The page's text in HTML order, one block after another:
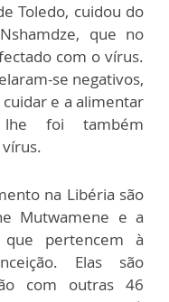
Toledo, cuidou do
que no
com o vírus.
se negativos,
e a alimentar
foi também
na Libéria são
Mutwamene e a
que pertencem à
Elas são
com outras 46